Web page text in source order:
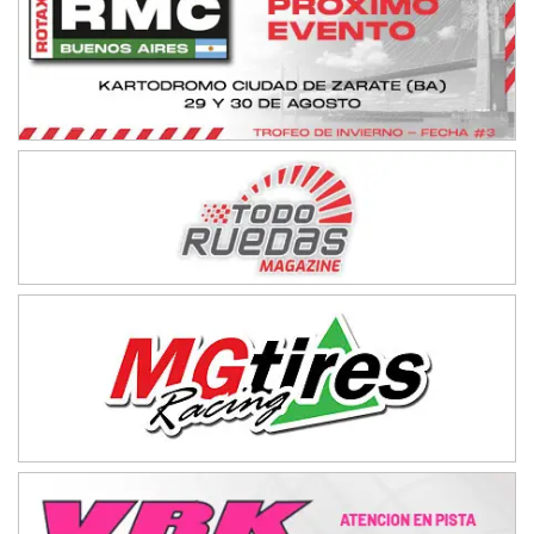
KDO - F6
Ciudad de Trenque Lauquen (Asfalto)
ENTRERRIANO - F6 (POSTERGADA)
Parque de la Velocidad (Asfalto)
Gral. E. Godoy (Río Negro)
Juventud Unida (Tierra)
Humboldt (Santa Fe)
Ciudad de Avellaneda (Asfalto)
Avellaneda (Santa Fe)